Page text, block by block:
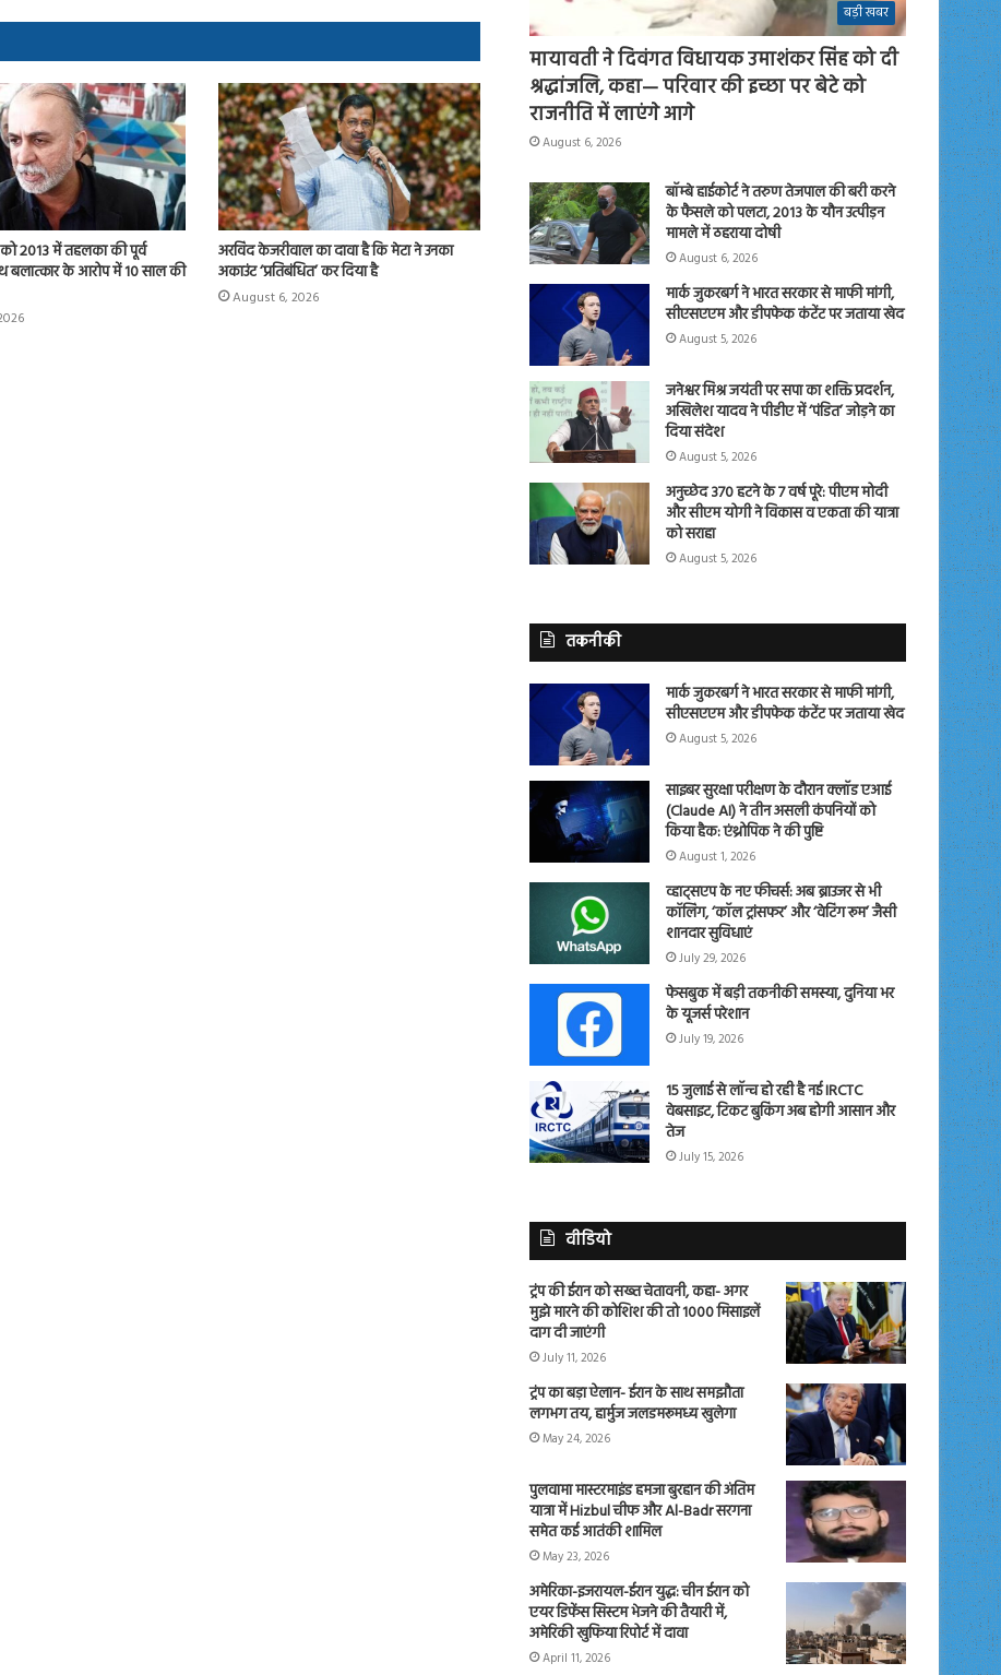
2013 में तहलका की पूर्व
बलात्कार के आरोप में 10 साल की
अरविंद केजरीवाल का दावा है कि मेटा ने उनका
अकाउंट ‘प्रतिबंधित’ कर दिया है
August 6, 2026
बड़ी खबर
मायावती ने दिवंगत विधायक उमाशंकर सिंह को दी
श्रद्धांजलि, कहा— परिवार की इच्छा पर बेटे को
राजनीति में लाएंगे आगे
August 6, 2026
बॉम्बे हाईकोर्ट ने तरुण तेजपाल की बरी करने
के फैसले को पलटा, 2013 के यौन उत्पीड़न
मामले में ठहराया दोषी
August 6, 2026
मार्क जुकरबर्ग ने भारत सरकार से माफी मांगी,
सीएसएएम और डीपफेक कंटेंट पर जताया खेद
August 5, 2026
जनेश्वर मिश्र जयंती पर सपा का शक्ति प्रदर्शन,
अखिलेश यादव ने पीडीए में ‘पंडित’ जोड़ने का
दिया संदेश
August 5, 2026
अनुच्छेद 370 हटने के 7 वर्ष पूरे: पीएम मोदी
और सीएम योगी ने विकास व एकता की यात्रा
को सराहा
August 5, 2026
तकनीकी
मार्क जुकरबर्ग ने भारत सरकार से माफी मांगी,
सीएसएएम और डीपफेक कंटेंट पर जताया खेद
August 5, 2026
साइबर सुरक्षा परीक्षण के दौरान क्लॉड एआई
(Claude AI) ने तीन असली कंपनियों को
किया हैक: एंथ्रोपिक ने की पुष्टि
August 1, 2026
व्हाट्सएप के नए फीचर्स: अब ब्राउजर से भी
कॉलिंग, ‘कॉल ट्रांसफर’ और ‘वेटिंग रूम’ जैसी
शानदार सुविधाएं
July 29, 2026
फेसबुक में बड़ी तकनीकी समस्या, दुनिया भर
के यूजर्स परेशान
July 19, 2026
15 जुलाई से लॉन्च हो रही है नई IRCTC
वेबसाइट, टिकट बुकिंग अब होगी आसान और
तेज
July 15, 2026
वीडियो
ट्रंप की ईरान को सख्त चेतावनी, कहा- अगर
मुझे मारने की कोशिश की तो 1000 मिसाइलें
दाग दी जाएंगी
July 11, 2026
ट्रंप का बड़ा ऐलान- ईरान के साथ समझौता
लगभग तय, हार्मुज जलडमरूमध्य खुलेगा
May 24, 2026
पुलवामा मास्टरमाइंड हमजा बुरहान की अंतिम
यात्रा में Hizbul चीफ और Al-Badr सरगना
समेत कई आतंकी शामिल
May 23, 2026
अमेरिका-इजरायल-ईरान युद्ध: चीन ईरान को
एयर डिफेंस सिस्टम भेजने की तैयारी में,
अमेरिकी खुफिया रिपोर्ट में दावा
April 11, 2026